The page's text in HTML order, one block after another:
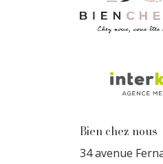
Bien chez nous
34 avenue